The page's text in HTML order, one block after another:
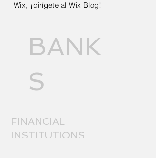
Wix, ¡dirígete al Wix Blog!
BANK
S
FINANCIAL
INSTITUTIONS